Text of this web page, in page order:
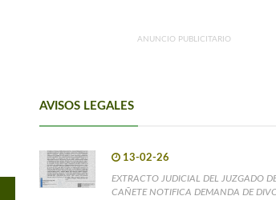
ANUNCIO PUBLICITARIO
AVISOS LEGALES
13-02-26
EXTRACTO JUDICIAL DEL JUZGADO
CAÑETE NOTIFICA DEMANDA DE